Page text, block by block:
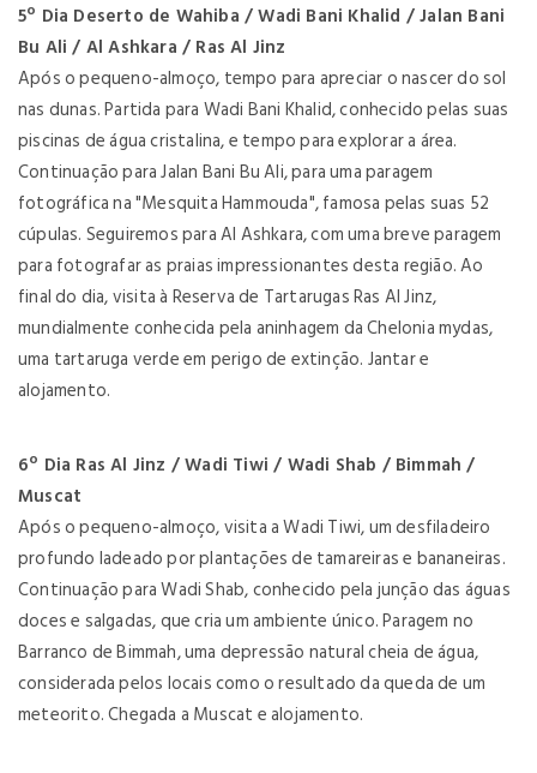
5º Dia Deserto de Wahiba / Wadi Bani Khalid / Jalan Bani
Bu Ali / Al Ashkara / Ras Al Jinz
Após o pequeno-almoço, tempo para apreciar o nascer do sol
nas dunas. Partida para Wadi Bani Khalid, conhecido pelas suas
piscinas de água cristalina, e tempo para explorar a área.
Continuação para Jalan Bani Bu Ali, para uma paragem
fotográfica na "Mesquita Hammouda", famosa pelas suas 52
cúpulas. Seguiremos para Al Ashkara, com uma breve paragem
para fotografar as praias impressionantes desta região. Ao
final do dia, visita à Reserva de Tartarugas Ras Al Jinz,
mundialmente conhecida pela aninhagem da Chelonia mydas,
uma tartaruga verde em perigo de extinção. Jantar e
alojamento.
6º Dia Ras Al Jinz / Wadi Tiwi / Wadi Shab / Bimmah /
Muscat
Após o pequeno-almoço, visita a Wadi Tiwi, um desfiladeiro
profundo ladeado por plantações de tamareiras e bananeiras.
Continuação para Wadi Shab, conhecido pela junção das águas
doces e salgadas, que cria um ambiente único. Paragem no
Barranco de Bimmah, uma depressão natural cheia de água,
considerada pelos locais como o resultado da queda de um
meteorito. Chegada a Muscat e alojamento.